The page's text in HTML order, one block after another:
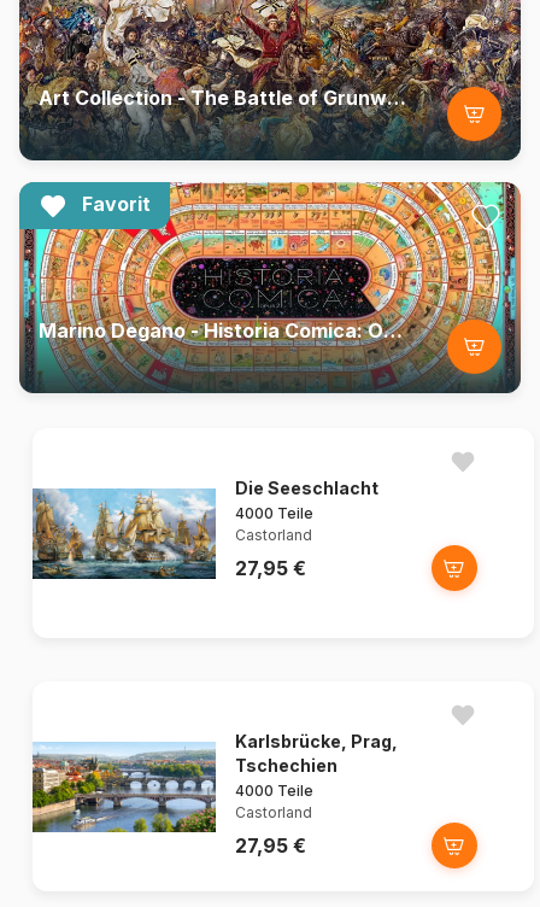
Art Collection - The Battle of Grunwald
Favorit
Marino Degano - Historia Comica: Opus 2
Die Seeschlacht
4000 Teile
Castorland
27,95 €
Karlsbrücke, Prag,
Tschechien
4000 Teile
Castorland
27,95 €